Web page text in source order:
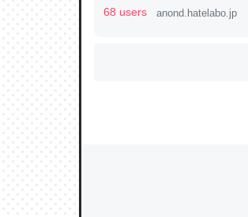
68 users anond.hatelabo.jp